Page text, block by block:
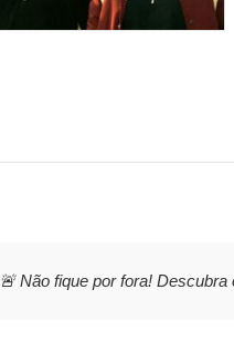
🚨 Não fique por fora!